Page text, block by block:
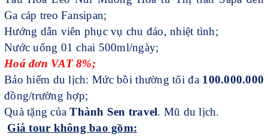
Ga cáp treo Fansipan;
Hướng dẫn viên phục vụ chu đáo, nhiệt tình;
Nước uống 01 chai 500ml/ngày;
Hoá đơn VAT 8%;
Bảo hiểm du lịch: Mức bồi thường tối đa 100.000.000
đồng/trường hợp;
Quà tặng củaThành Sen travel. Mũ du lịch.
Giá tour không bao gồm: